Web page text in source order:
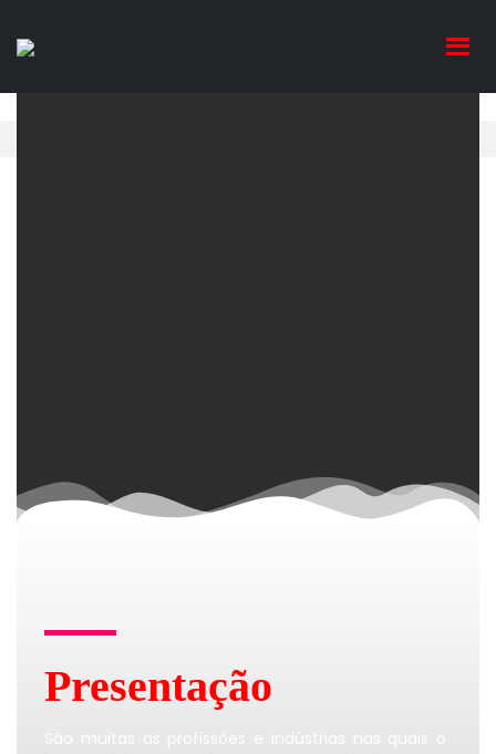
Presentação
São muitas as profissões e indústrias nas quais o